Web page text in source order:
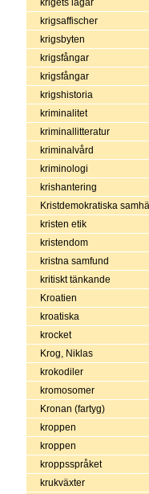
krigets lagar
krigsaffischer
krigsbyten
krigsfångar
krigsfångar
krigshistoria
kriminalitet
kriminallitteratur
kriminalvård
kriminologi
krishantering
Kristdemokratiska
kristen etik
kristendom
kristna samfund
kritiskt tänkande
Kroatien
kroatiska
krocket
Krog, Niklas
krokodiler
kromosomer
Kronan (fartyg)
kroppen
kroppen
kroppsspråket
krukväxter